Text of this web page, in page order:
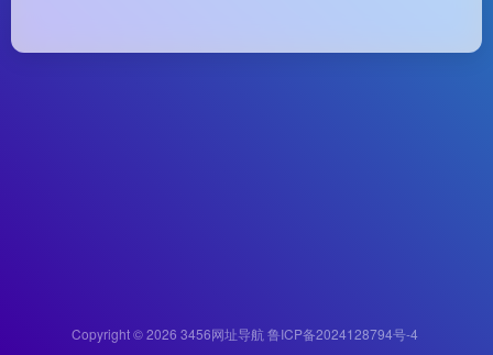
Copyright © 2026 3456网址导航 鲁ICP备2024128794号-4